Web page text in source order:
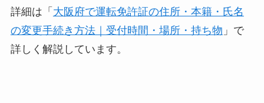
詳細は「 大阪府で運転免許証の住所・本籍・氏名
の変更手続き方法｜受付時間・場所・持ち物 」で
詳しく解説しています。